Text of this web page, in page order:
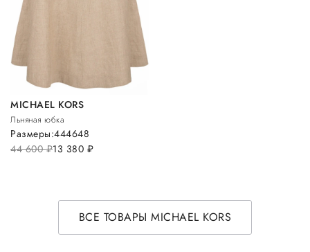
MICHAEL KORS
Льняная юбка
44 600руб.13 380 руб.
Размеры:444648
ВСЕ ТОВАРЫ MICHAEL KORS